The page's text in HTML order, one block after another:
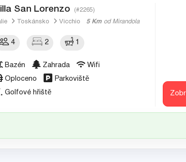
San Lorenzo (#2265)
Toskánsko Vicchio 5 Km od Mirandola
4 2 1
Bazén Zahrada
Wifi
Oploceno
Parkoviště
Golfové hřiště